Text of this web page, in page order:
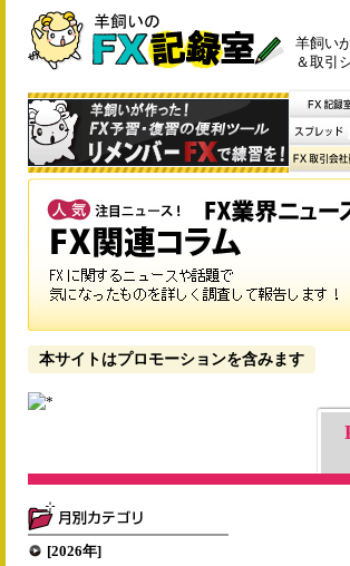
羊飼い
＆取引
本サイトはプロモーションを含みます
[2026年]